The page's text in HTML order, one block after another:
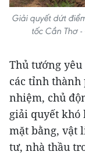
Giải quyết dứt
tốc Cần Thơ
Thủ tướng yêu
các tỉnh thành
nhiệm, chủ
giải quyết khó
mặt bằng, vật
tư, nhà thầu